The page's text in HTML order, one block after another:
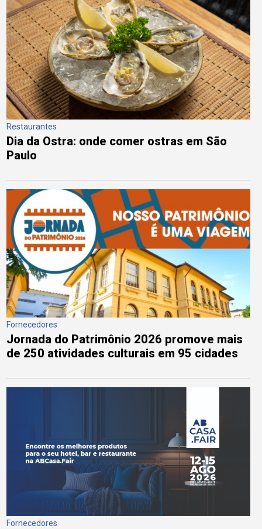
Restaurantes
Dia da Ostra: onde comer ostras em São
Paulo
Fornecedores
Jornada do Patrimônio 2026 promove mais
de 250 atividades culturais em 95 cidades
Fornecedores